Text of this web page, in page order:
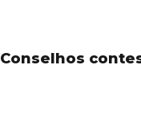
Conselhos